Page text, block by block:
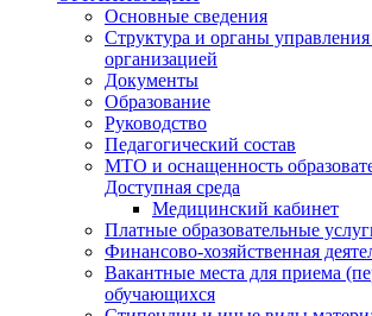
Основные сведения
Структура и органы управления
организацией
Документы
Образование
Руководство
Педагогический состав
МТО и оснащенность
Доступная среда
Медицинский кабинет
Платные образовательные
Финансово-хозяйственная
Вакантные места для приема
обучающихся